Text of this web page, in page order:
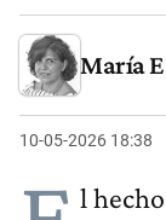
María
10-05-2026 18:38
l